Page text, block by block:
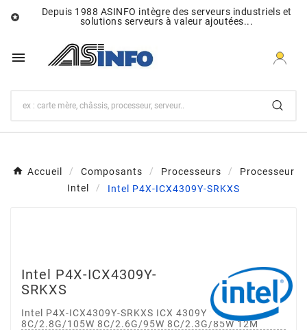

Depuis 1988 ASINFO intègre des serveurs industriels et
solutions serveurs à valeur ajoutées...

Accueil Composants Processeurs
Processeur
Intel
Intel P4X-ICX4309Y-SRKXS
Intel P4X-ICX4309Y-
SRKXS
Intel P4X-ICX4309Y-SRKXS ICX 4309Y 2P
8C/2.8G/105W 8C/2.6G/95W 8C/2.3G/85W 12M